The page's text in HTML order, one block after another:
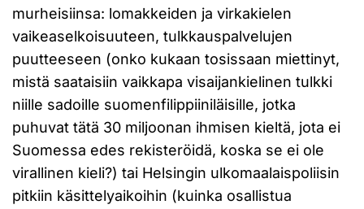
murheisiinsa: lomakkeiden ja virkakielen
vaikeaselkoisuuteen, tulkkauspalvelujen
puutteeseen (onko kukaan tosissaan miettinyt,
mistä saataisiin vaikkapa visaijankielinen tulkki
niille sadoille suomenfilippiiniläisille, jotka
puhuvat tätä 30 miljoonan ihmisen kieltä, jota ei
Suomessa edes rekisteröidä, koska se ei ole
virallinen kieli?) tai Helsingin ulkomaalaispoliisin
pitkiin käsittelyaikoihin (kuinka osallistua